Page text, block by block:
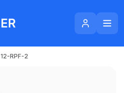
12-RPF-2